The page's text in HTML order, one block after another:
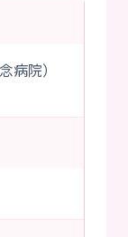
病院）